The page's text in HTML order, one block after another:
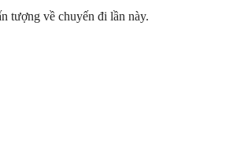
tượng về chuyến đi lần này.